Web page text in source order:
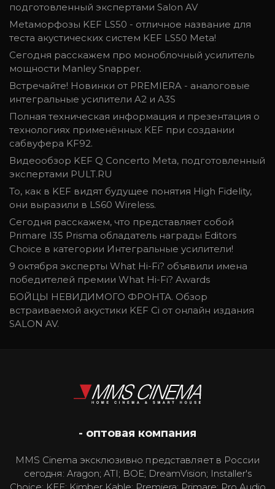
подготовленный экспертами Salon AV
Metaморфозы KEF LS50 - отличное название для
теста акустических систем KEF LS50 Meta!
Сегодня расскажем про моноблочный усилитель
мощности Manley Snapper.
Встречайте! Новинки от PREMIERA - аналоговые
интегральные усилители A2 и A3S
Полная техническая информация и презентация о
технологиях применённых KEF при создании
сабвуфера KF92.
Видеообзор KEF Q Concerto Meta, подготовленный
экспертами PULT.RU
То, как в KEF видят будущее понятия High Fidelity,
они выразили в LS60 Wireless.
Сегодня расскажем, что представляет собой
Primare I35 Prisma обладатель награды Editors
Choice в категории Интегральные усилители!
9 октября эксперты What Hi-Fi? объявили имена
победителей премии What Hi-Fi? Awards
БОЙЦЫ НЕВИДИМОГО ФРОНТА. Обзор
встраиваемой акустики KEF Ci от онлайн издания
SALON AV.
- оптовая компания
MMS Cinema эксклюзивно представляет в России
сегодня: Aragon; ATI; BOE; DreamVision; Installer's